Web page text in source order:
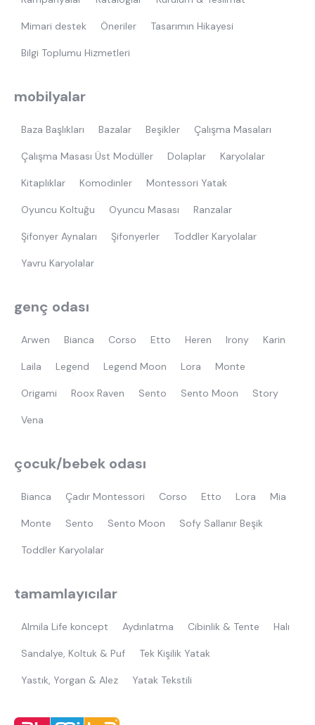
Mimari destek Öneriler Tasarımın Hikayesi
Bilgi Toplumu Hizmetleri
mobilyalar
Baza Başlıkları Bazalar Beşikler Çalışma Masaları
Çalışma Masası Üst Modüller Dolaplar Karyolalar
Kitaplıklar Komodinler Montessori Yatak
Oyuncu Koltuğu Oyuncu Masası Ranzalar
Şifonyer Aynaları Şifonyerler Toddler Karyolalar
Yavru Karyolalar
genç odası
Arwen Bianca Corso Etto Heren Irony Karin
Laila Legend Legend Moon Lora Monte
Origami Roox Raven Sento Sento Moon Story
Vena
çocuk/bebek odası
Bianca Çadır Montessori Corso Etto Lora Mia
Monte Sento Sento Moon Sofy Sallanır Beşik
Toddler Karyolalar
tamamlayıcılar
Almila Life koncept Aydınlatma Cibinlik & Tente Halı
Sandalye, Koltuk & Puf Tek Kişilik Yatak
Yastık, Yorgan & Alez Yatak Tekstili